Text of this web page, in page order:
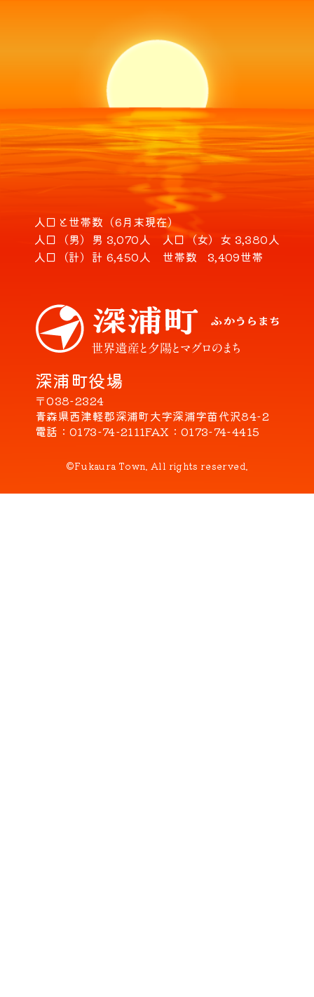
深浦町役場
〒038-2324
青森県西津軽郡深浦町大字深浦字苗代沢84-2
電話
0173-74-2111FAX 0173-74-4415
人口と世帯数（6月末現在）
人口（男） 男 3,070人 人口（女） 女 3,380人
人口（計） 計 6,450人 世帯数 3,409世帯
©Fukaura Town. All rights reserved.